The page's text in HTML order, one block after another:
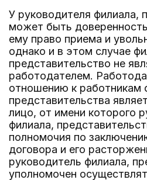
У руководителя филиала,
может быть
ему право приема и
однако и в этом случае
представительство не
работодателем.
отношению к работникам
представительства
лицо, от имени которого
филиала,
полномочия по
договора и его
руководитель филиала,
уполномочен